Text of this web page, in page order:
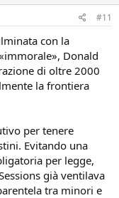
#11
con la
Donald
di oltre 2000
la frontiera
per tenere
Evitando una
per legge,
già ventilava
tra minori e